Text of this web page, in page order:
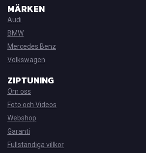
MÄRKEN
Audi
BMW
Mercedes Benz
Volkswagen
ZIPTUNING
Om oss
Foto och Videos
Webshop
Garanti
Fullständiga villkor